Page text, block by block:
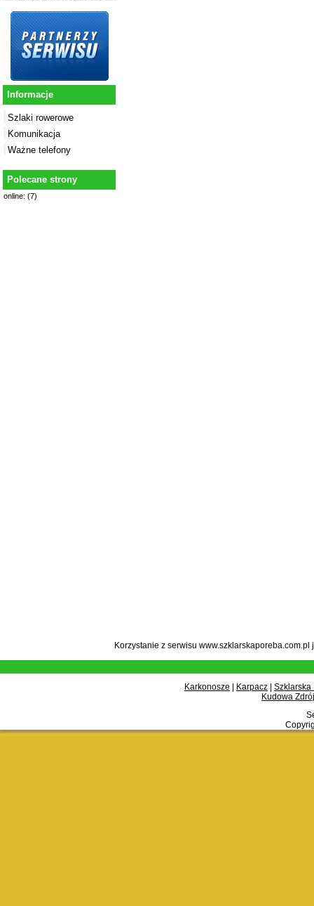
Informacje
Szlaki rowerowe
Komunikacja
Ważne telefony
Polecane strony
online: (7)
Korzystanie z serwisu
Karkonosze Karpacz
Szklarska
Kudowa